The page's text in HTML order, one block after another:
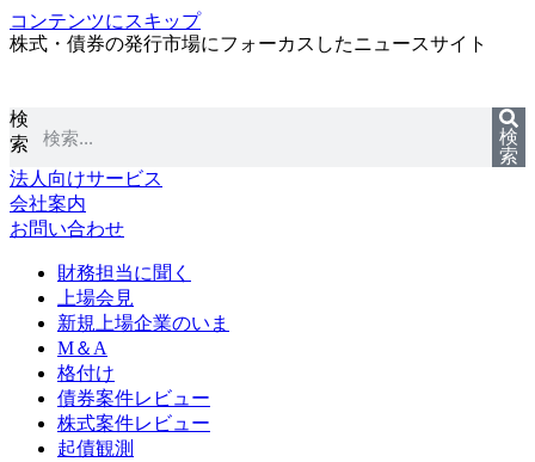
コンテンツにスキップ
株式・債券の発行市場にフォーカスしたニュースサイト
検
索
検
索
法人向けサービス
会社案内
お問い合わせ
財務担当に聞く
上場会見
新規上場企業のいま
M＆A
格付け
債券案件レビュー
株式案件レビュー
起債観測